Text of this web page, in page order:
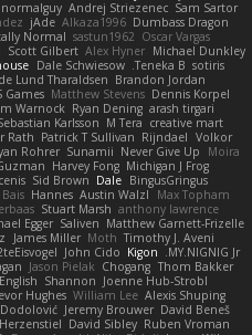
Sam Sartor
Andrej Striezenec
normalguy
Dumbass Dragon
Alkaza1996
jAde
Oscar Vargas
sastun1962
Normal
Michael Dunkley
Alex Hyner
Scott Gilbert
sotiris
Teneka B.
Dale Schwiesow
Brandon Jordan
Lund Tharaldsen
Dennis Korpel
Matthew Stevens
Games
arash tirgari
Ryan Dening
Warnock
creative mart
M Tera
Karlsson
Volkor
Rijndael
Patrick T Sullivan
Rath
Moira
Never Give Up
Sunamii
Rohrer
Michigan J Frog
Harvey Fong
BingusGringus
Dale
Sid Brown
Max Topham
Austin Walzl
Hannes
Bais
anthony lawrence
Stuart Marsh
Matthew Garnett-Frizelle
Saliven
Egger
Timothy J. Aveni
Moth
James Miller
z
MY.NIGNIG Jr.
Kigon
John Cido
Thom Bakker
Chogang
Jason Pielak
Joenne Hub-Strobl
Shannon
Alexis Shuping
William Lee
Hughes
David Beneš
Jeremy Brouwer
Ruben Vroman
David Sibley